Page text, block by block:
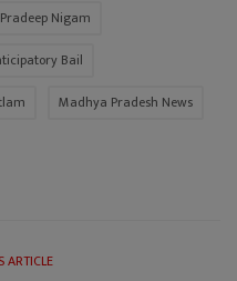
Pradeep Nigam
Bail
Madhya Pradesh News
ARTICLE